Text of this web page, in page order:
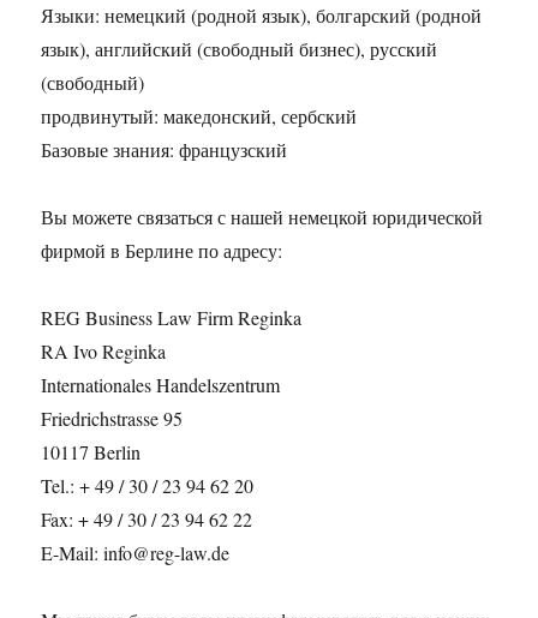
Языки: немецкий (родной язык), болгарский (родной
язык), английский (свободный бизнес), русский
(свободный)
продвинутый: македонский, сербский
Базовые знания: французский
Вы можете связаться с нашей немецкой юридической
фирмой в Берлине по адресу:
REG Business Law Firm Reginka
RA Ivo Reginka
Internationales Handelszentrum
Friedrichstrasse 95
10117 Berlin
Tel.: + 49 / 30 / 23 94 62 20
Fax: + 49 / 30 / 23 94 62 22
E-Mail: info@reg-law.de